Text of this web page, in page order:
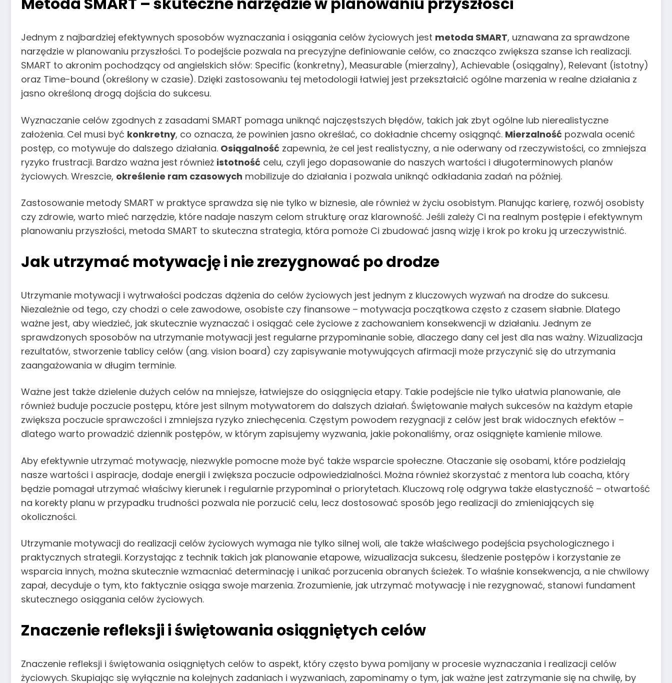
Jednym z najbardziej efektywnych sposobów wyznaczania i osiągania celów życiowych jest metoda SMART, uznawana za sprawdzone
narzędzie w planowaniu przyszłości. To podejście pozwala na precyzyjne definiowanie celów, co znacząco zwiększa szanse ich realizacji.
SMART to akronim pochodzący od angielskich słów: Specific (konkretny), Measurable (mierzalny), Achievable (osiągalny), Relevant (istotny)
oraz Time-bound (określony w czasie). Dzięki zastosowaniu tej metodologii łatwiej jest przekształcić ogólne marzenia w realne działania z
jasno określoną drogą dojścia do sukcesu.
Wyznaczanie celów zgodnych z zasadami SMART pomaga uniknąć najczęstszych błędów, takich jak zbyt ogólne lub nierealistyczne
założenia. Cel musi być konkretny, co oznacza, że powinien jasno określać, co dokładnie chcemy osiągnąć. Mierzalność pozwala ocenić
postęp, co motywuje do dalszego działania. Osiągalność zapewnia, że cel jest realistyczny, a nie oderwany od rzeczywistości, co zmniejsza
ryzyko frustracji. Bardzo ważna jest również istotność celu, czyli jego dopasowanie do naszych wartości i długoterminowych planów
życiowych. Wreszcie, określenie ram czasowych mobilizuje do działania i pozwala uniknąć odkładania zadań na później.
Zastosowanie metody SMART w praktyce sprawdza się nie tylko w biznesie, ale również w życiu osobistym. Planując karierę, rozwój osobisty
czy zdrowie, warto mieć narzędzie, które nadaje naszym celom strukturę oraz klarowność. Jeśli zależy Ci na realnym postępie i efektywnym
planowaniu przyszłości, metoda SMART to skuteczna strategia, która pomoże Ci zbudować jasną wizję i krok po kroku ją urzeczywistnić.
Jak utrzymać motywację i nie zrezygnować po drodze
Utrzymanie motywacji i wytrwałości podczas dążenia do celów życiowych jest jednym z kluczowych wyzwań na drodze do sukcesu.
Niezależnie od tego, czy chodzi o cele zawodowe, osobiste czy finansowe – motywacja początkowa często z czasem słabnie. Dlatego
ważne jest, aby wiedzieć, jak skutecznie wyznaczać i osiągać cele życiowe z zachowaniem konsekwencji w działaniu. Jednym ze
sprawdzonych sposobów na utrzymanie motywacji jest regularne przypominanie sobie, dlaczego dany cel jest dla nas ważny. Wizualizacja
rezultatów, stworzenie tablicy celów (ang. vision board) czy zapisywanie motywujących afirmacji może przyczynić się do utrzymania
zaangażowania w długim terminie.
Ważne jest także dzielenie dużych celów na mniejsze, łatwiejsze do osiągnięcia etapy. Takie podejście nie tylko ułatwia planowanie, ale
również buduje poczucie postępu, które jest silnym motywatorem do dalszych działań. Świętowanie małych sukcesów na każdym etapie
zwiększa poczucie sprawczości i zmniejsza ryzyko zniechęcenia. Częstym powodem rezygnacji z celów jest brak widocznych efektów –
dlatego warto prowadzić dziennik postępów, w którym zapisujemy wyzwania, jakie pokonaliśmy, oraz osiągnięte kamienie milowe.
Aby efektywnie utrzymać motywację, niezwykle pomocne może być także wsparcie społeczne. Otaczanie się osobami, które podzielają
nasze wartości i aspiracje, dodaje energii i zwiększa poczucie odpowiedzialności. Można również skorzystać z mentora lub coacha, który
będzie pomagał utrzymać właściwy kierunek i regularnie przypominał o priorytetach. Kluczową rolę odgrywa także elastyczność – otwartość
na korekty planu w przypadku trudności pozwala nie porzucić celu, lecz dostosować sposób jego realizacji do zmieniających się
okoliczności.
Utrzymanie motywacji do realizacji celów życiowych wymaga nie tylko silnej woli, ale także właściwego podejścia psychologicznego i
praktycznych strategii. Korzystając z technik takich jak planowanie etapowe, wizualizacja sukcesu, śledzenie postępów i korzystanie ze
wsparcia innych, można skutecznie wzmacniać determinację i unikać porzucenia obranych ścieżek. To właśnie konsekwencja, a nie chwilowy
zapał, decyduje o tym, kto faktycznie osiąga swoje marzenia. Zrozumienie, jak utrzymać motywację i nie rezygnować, stanowi fundament
skutecznego osiągania celów życiowych.
Znaczenie refleksji i świętowania osiągniętych celów
Znaczenie refleksji i świętowania osiągniętych celów to aspekt, który często bywa pomijany w procesie wyznaczania i realizacji celów
życiowych. Skupiając się wyłącznie na kolejnych zadaniach i wyzwaniach, zapominamy o tym, jak ważne jest zatrzymanie się na chwilę, by